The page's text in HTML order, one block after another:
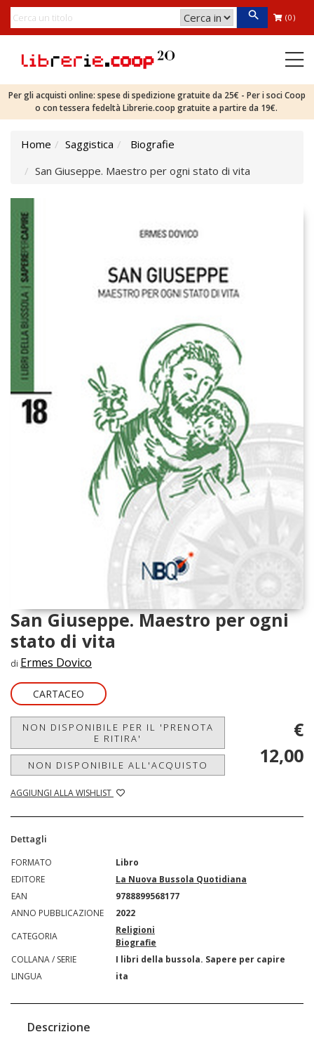
(0)
Per gli acquisti online: spese di spedizione gratuite da 25€ - Per i soci Coop
o con tessera fedeltà Librerie.coop gratuite a partire da 19€.
Home Saggistica
Biografie
San Giuseppe. Maestro per ogni stato di vita
San Giuseppe. Maestro per ogni
stato di vita
di Ermes Dovico
CARTACEO
NON DISPONIBILE PER IL 'PRENOTA
E RITIRA'
NON DISPONIBILE ALL'ACQUISTO
AGGIUNGI ALLA WISHLIST
€
12,00
Dettagli
FORMATO
Libro
EDITORE
La Nuova Bussola Quotidiana
EAN
9788899568177
ANNO PUBBLICAZIONE
2022
CATEGORIA
Religioni
Biografie
COLLANA / SERIE
I libri della bussola. Sapere per capire
LINGUA
ita
Descrizione